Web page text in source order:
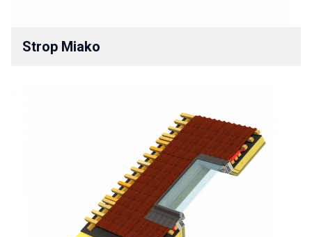
Strop Miako